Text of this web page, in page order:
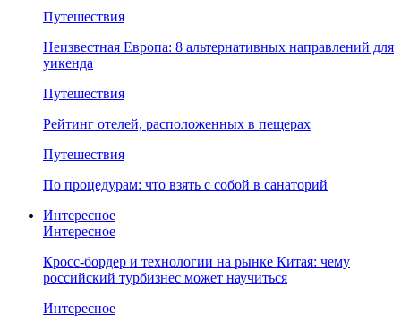
Путешествия
Неизвестная Европа: 8 альтернативных направлений для
уикенда
Путешествия
Рейтинг отелей, расположенных в пещерах
Путешествия
По процедурам: что взять с собой в санаторий
Интересное
Интересное
Кросс-бордер и технологии на рынке Китая: чему
российский турбизнес может научиться
Интересное